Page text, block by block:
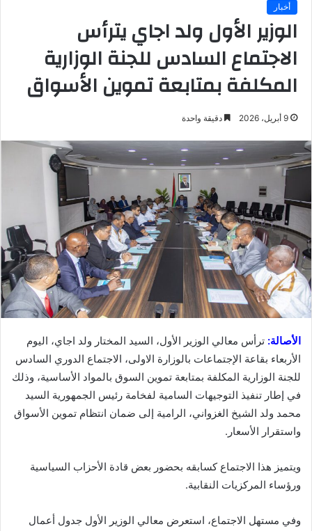
أخبار
الوزير الأول ولد اجاي يترأس
الاجتماع السادس للجنة الوزارية
المكلفة بمتابعة تموين الأسواق
9 أبريل، 2026 دقيقة واحدة
الأصالة: ترأس معالي الوزير الأول، السيد المختار ولد اجاي، اليوم
الأربعاء بقاعة الإجتماعات بالوزارة الاولى، الاجتماع الدوري السادس
للجنة الوزارية المكلفة بمتابعة تموين السوق بالمواد الأساسية، وذلك
في إطار تنفيذ التوجيهات السامية لفخامة رئيس الجمهورية السيد
محمد ولد الشيخ الغزواني، الرامية إلى ضمان انتظام تموين الأسواق
واستقرار الأسعار.
ويتميز هذا الاجتماع كسابقه بحضور بعض قادة الأحزاب السياسية
ورؤساء المركزيات النقابية.
وفي مستهل الاجتماع، استعرض معالي الوزير الأول جدول أعمال